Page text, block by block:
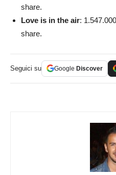
share.
Love is in the air: 1.547.000
share.
Seguici su Google Discover